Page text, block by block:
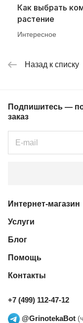
Как выбрать
растение
Интересное
Назад к списку
Подпишитесь —
заказ
Интернет-магазин
Услуги
Блог
Помощь
Контакты
+7 (499) 112-47-12
@GrinotekaBot